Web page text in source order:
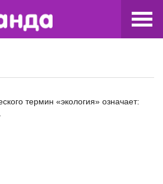
термин «экология» означает: